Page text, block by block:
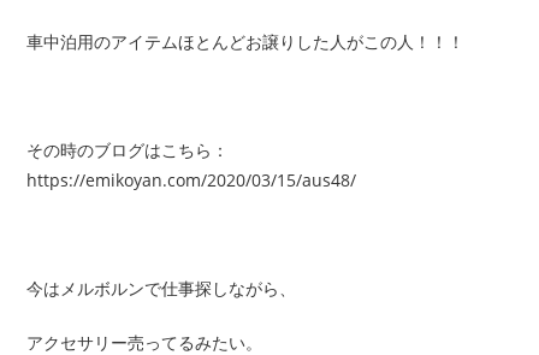
車中泊用のアイテムほとんどお譲りした人がこの人！！！
その時のブログはこちら：
https://emikoyan.com/2020/03/15/aus48/
今はメルボルンで仕事探しながら、
アクセサリー売ってるみたい。